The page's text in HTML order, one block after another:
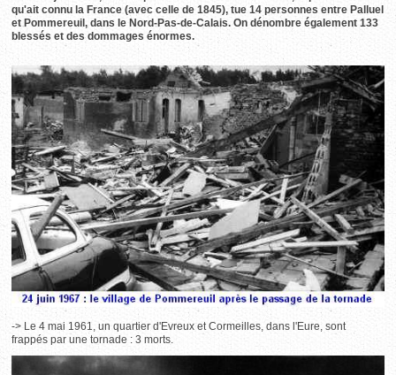
qu'ait connu la France (avec celle de 1845), tue 14 personnes entre Palluel
et Pommereuil, dans le Nord-Pas-de-Calais. On dénombre également 133
blessés et des dommages énormes.
-> Le 4 mai 1961, un quartier d'Evreux et Cormeilles, dans l'Eure, sont
frappés par une tornade : 3 morts.